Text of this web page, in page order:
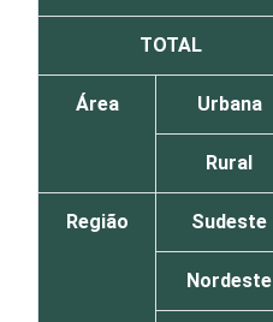
TOTAL
Área Urbana
Rural
Região Sudeste
Nordeste